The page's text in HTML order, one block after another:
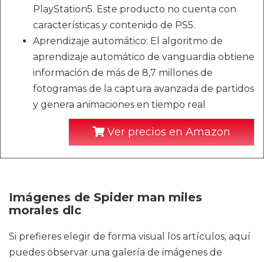
PlayStation5. Este producto no cuenta con
características y contenido de PS5.
Aprendizaje automático: El algoritmo de
aprendizaje automático de vanguardia obtiene
información de más de 8,7 millones de
fotogramas de la captura avanzada de partidos
y genera animaciones en tiempo real
Ver precios en Amazon
Imágenes de Spider man miles
morales dlc
Si prefieres elegir de forma visual los artículos, aquí
puedes observar una galería de imágenes de